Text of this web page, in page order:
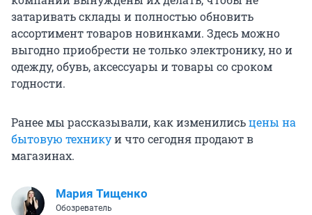
затаривать склады и полностью обновить
ассортимент товаров новинками. Здесь можно
выгодно приобрести не только электронику, но и
одежду, обувь, аксессуары и товары со сроком
годности.
Ранее мы рассказывали, как изменилисьцены на
бытовую техникуи что сегодня продают в
магазинах.
Мария Тищенко
Обозреватель